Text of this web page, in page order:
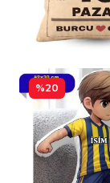
%20